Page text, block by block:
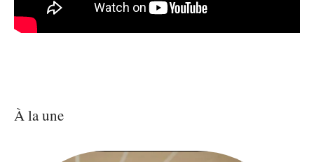
À la une